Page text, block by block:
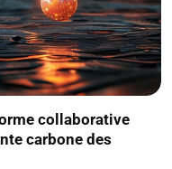
collaborative
carbone des